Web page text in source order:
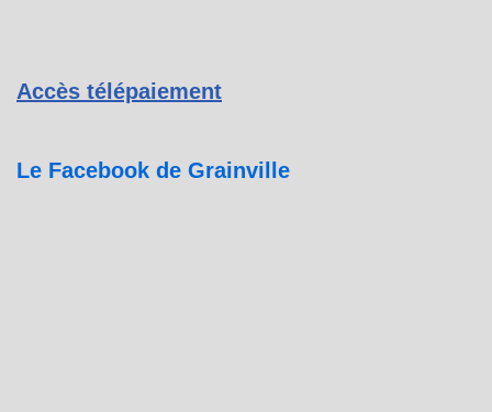
Accès télépaiement
Le Facebook de Grainville